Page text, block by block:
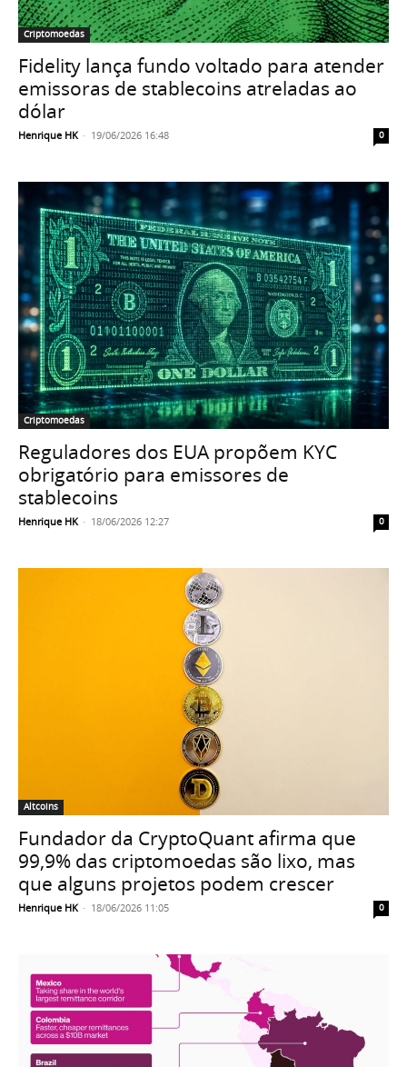
Criptomoedas
Fidelity lança fundo voltado para atender
emissoras de stablecoins atreladas ao
dólar
Henrique HK - 19/06/2026 16:48 0
Criptomoedas
Reguladores dos EUA propõem KYC
obrigatório para emissores de
stablecoins
Henrique HK - 18/06/2026 12:27 0
Altcoins
Fundador da CryptoQuant afirma que
99,9% das criptomoedas são lixo, mas
que alguns projetos podem crescer
Henrique HK - 18/06/2026 11:05 0